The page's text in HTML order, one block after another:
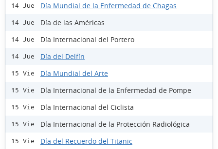
14 Jue Día Mundial de la Enfermedad de Chagas
14 Jue Día de las Américas
14 Jue Día Internacional del Portero
14 Jue Día del Delfín
15 Vie Día Mundial del Arte
15 Vie Día Internacional de la Enfermedad de Pompe
15 Vie Día Internacional del Ciclista
15 Vie Día Internacional de la Protección Radiológica
15 Vie Día del Recuerdo del Titanic